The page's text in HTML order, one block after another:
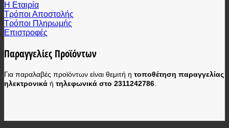
Η Εταιρία
Τρόποι Αποστολής
Τρόποι Πληρωμής
Επιστροφές
Παραγγελίες Προϊόντων
Για παραλαβές προϊόντων είναι θεμιτή η τοποθέτηση παραγγελίας
ηλεκτρονικά ή τηλεφωνικά στο 2311242786